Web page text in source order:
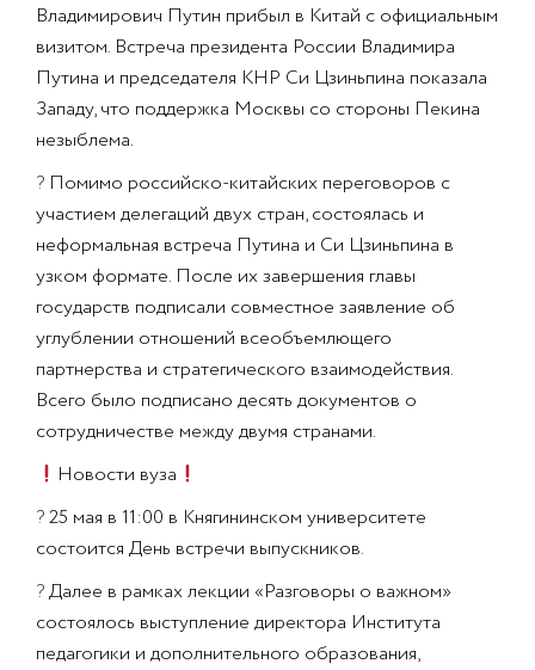
Владимирович Путин прибыл в Китай с официальным
визитом. Встреча президента России Владимира
Путина и председателя КНР Си Цзиньпина показала
Западу, что поддержка Москвы со стороны Пекина
незыблема.
? Помимо российско-китайских переговоров с
участием делегаций двух стран, состоялась и
неформальная встреча Путина и Си Цзиньпина в
узком формате. После их завершения главы
государств подписали совместное заявление об
углублении отношений всеобъемлющего
партнерства и стратегического взаимодействия.
Всего было подписано десять документов о
сотрудничестве между двумя странами.
Новости вуза
?25 мая в 11:00 в Княгининском университете
состоится День встречи выпускников.
?Далее в рамках лекции «Разговоры о важном»
состоялось выступление директора Института
педагогики и дополнительного образования,